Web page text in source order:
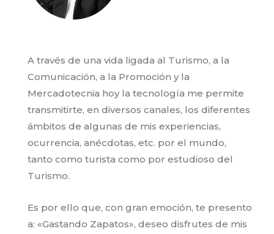
A través de una vida ligada al Turismo, a la
Comunicación, a la Promoción y la
Mercadotecnia hoy la tecnología me permite
transmitirte, en diversos canales, los diferentes
ámbitos de algunas de mis experiencias,
ocurrencia, anécdotas, etc. por el mundo,
tanto como turista como por estudioso del
Turismo.
Es por ello que, con gran emoción, te presento
a: «Gastando Zapatos», deseo disfrutes de mis